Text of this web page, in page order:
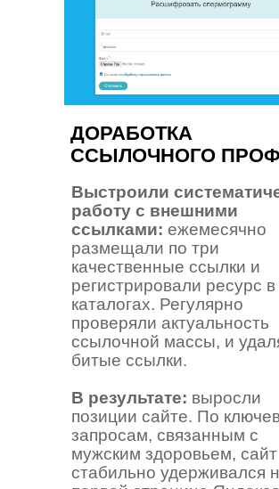
Выстроили
работу с внешними
ссылками: ежемесячно
размещали по три
качественные ссылки и
регистрировали ресурс в
каталогах. Регулярно
проверяли актуальность
ссылочной массы, и
битые ссылки.
В результате: выросли
позиции сайте. По
запросам, связанным с
мужским здоровьем, сайт
стабильно удерживался
ДОРАБОТКА
ССЫЛОЧНОГО